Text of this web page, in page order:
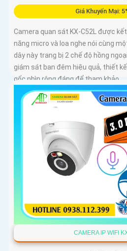
Giá Khuyến Mại:
Camera quan sát KX-C52L được
năng micro và loa nghe nói cùng
dây này trang bị 2 chế độ hồng
giám sát ban đêm hiệu quả, thiết
gốc nhìn rộng đáng để tham khảo
CAMERA IP WIFI